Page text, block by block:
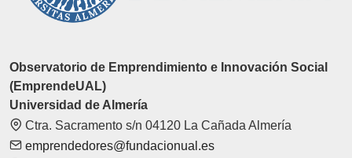
Observatorio de Emprendimiento e Innovación Social
(EmprendeUAL)
Universidad de Almería
Ctra. Sacramento s/n 04120 La Cañada Almería
emprendedores@fundacionual.es